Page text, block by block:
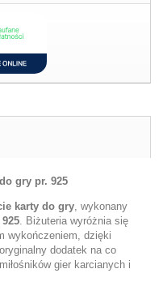
gry pr. 925
karty do gry, wykonany
. Biżuteria wyróżnia się
wykończeniem, dzięki
dodatek na co
gier karcianych i